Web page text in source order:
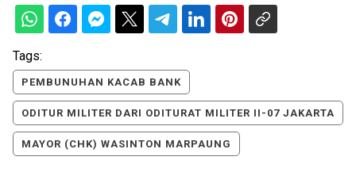
Tags:
PEMBUNUHAN KACAB BANK
ODITUR MILITER DARI ODITURAT MILITER II-07 JAKARTA
MAYOR (CHK) WASINTON MARPAUNG